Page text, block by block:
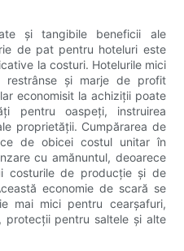
și tangibile beneficii ale
de pat pentru hoteluri este
la costuri. Hotelurile mici
restrânse și marje de profit
economisit la achiziții poate
pentru oaspeți, instruirea
proprietății. Cumpărarea de
de obicei costul unitar în
cu amănuntul, deoarece
costurile de producție și de
economie de scară se
mai mici pentru cearșafuri,
pentru saltele și alte